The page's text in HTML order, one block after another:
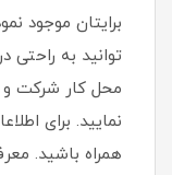
برایتان موجود
توانید به راحتی
محل کار شرکت و
نمایید. برای
همراه باشید.